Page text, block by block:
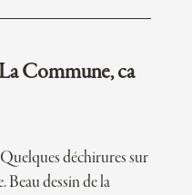
Commune, ca
déchirures sur
Beau dessin de la